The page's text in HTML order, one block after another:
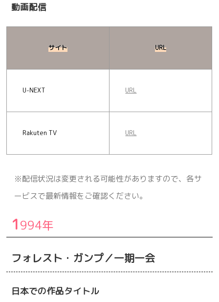
動画配信
サイト URL
U-NEXT URL
Rakuten TV URL
※配信状況は変更される可能性がありますので、各サ
ービスで最新情報をご確認ください。
1994年
フォレスト・ガンプ／一期一会
日本での作品タイトル